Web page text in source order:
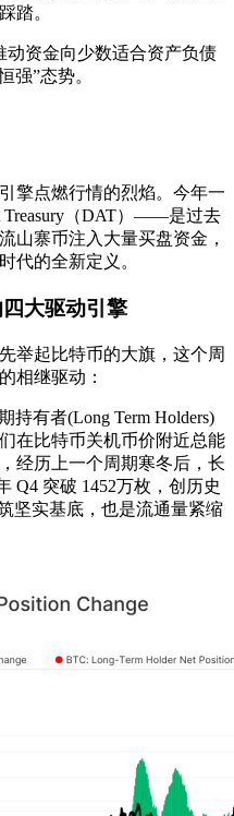
踏。
动资金向少数适合资产负债
强”态势。
擎点燃行情的烈焰。今年一
（DAT）——是过去
山寨币注入大量买盘资金，
代的全新定义。
大驱动引擎
举起比特币的大旗，这个周
相继驱动：
有者(Long Term Holders)
在比特币关机币价附近总能
经历上一个周期寒冬后，长
Q4 突破 1452万枚，创历史
坚实基底，也是流通量紧缩